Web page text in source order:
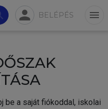
person BELÉPÉS menu
be a saját fiókoddal, iskolai